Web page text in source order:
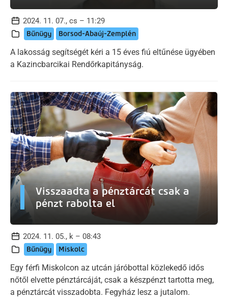
2024. 11. 07., cs – 11:29
Bűnügy Borsod-Abaúj-Zemplén
A lakosság segítségét kéri a 15 éves fiú eltűnése ügyében
a Kazincbarcikai Rendőrkapitányság.
Visszaadta a pénztárcát csak a
pénzt rabolta el
2024. 11. 05., k – 08:43
Bűnügy Miskolc
Egy férfi Miskolcon az utcán járóbottal közlekedő idős
nőtől elvette pénztárcáját, csak a készpénzt tartotta meg,
a pénztárcát visszadobta. Fegyház lesz a jutalom.